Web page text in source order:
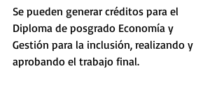
Se pueden generar créditos para el
Diploma de posgrado Economía y
Gestión para la inclusión, realizando y
aprobando el trabajo final.